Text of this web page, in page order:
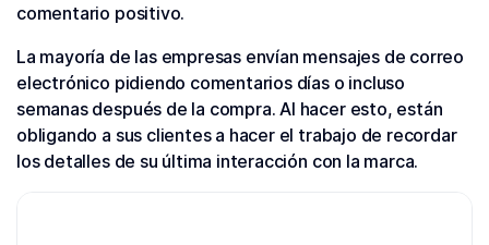
comentario positivo.
La mayoría de las empresas envían mensajes de correo
electrónico pidiendo comentarios días o incluso
semanas después de la compra. Al hacer esto, están
obligando a sus clientes a hacer el trabajo de recordar
los detalles de su última interacción con la marca.